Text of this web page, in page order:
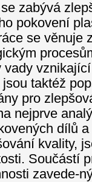
zabývá
pokovení
se věnuje
vady
taktéž
pro
nejprve
dílů
kvality,
Součástí
zavede-